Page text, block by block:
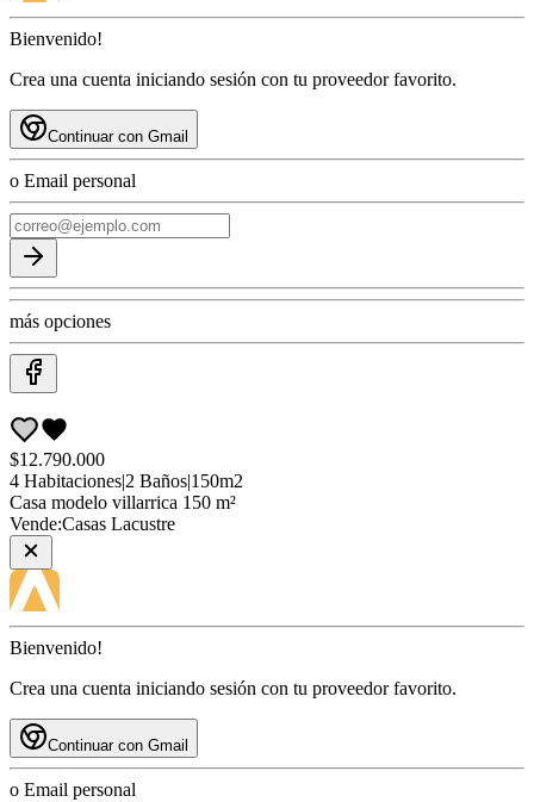
Bienvenido!
Crea una cuenta iniciando sesión con tu proveedor favorito.
Continuar con Gmail
o Email personal
más opciones
$12.790.000
4 Habitaciones|2 Baños|150m2
Casa modelo villarrica 150 m²
Vende:Casas Lacustre
Bienvenido!
Crea una cuenta iniciando sesión con tu proveedor favorito.
Continuar con Gmail
o Email personal